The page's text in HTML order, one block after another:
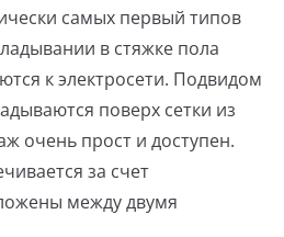
самых первый типов
в стяжке пола
к электросети. Подвидом
поверх сетки из
очень прост и доступен.
за счет
между двумя